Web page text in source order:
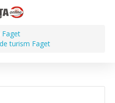
turism Faget